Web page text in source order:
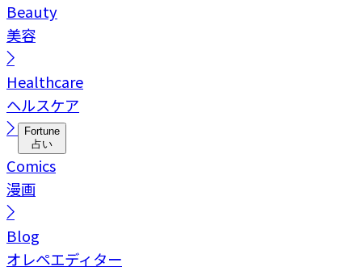
Beauty
美容
Healthcare
ヘルスケア
Fortune
占い
Comics
漫画
Blog
オレペエディター